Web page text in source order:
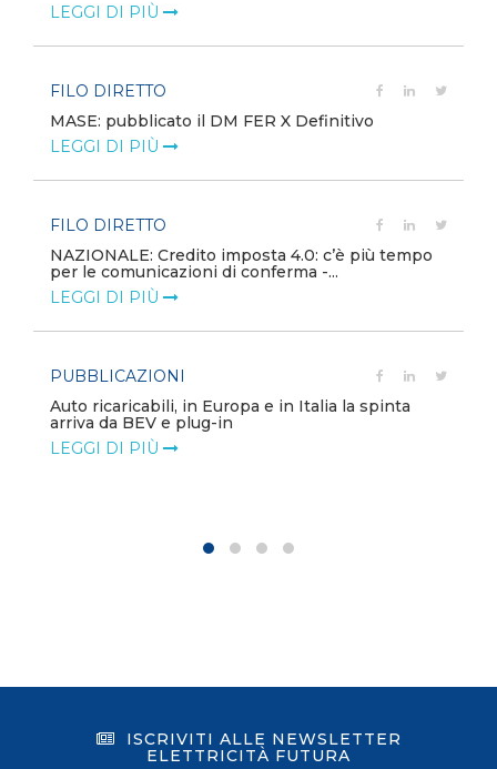
LEGGI DI PIÙ
FILO DIRETTO
MASE: pubblicato il DM FER X Definitivo
LEGGI DI PIÙ
FILO DIRETTO
NAZIONALE: Credito imposta 4.0: c’è più tempo
per le comunicazioni di conferma -...
LEGGI DI PIÙ
PUBBLICAZIONI
Auto ricaricabili, in Europa e in Italia la spinta
arriva da BEV e plug-in
LEGGI DI PIÙ
ISCRIVITI ALLE NEWSLETTER
ELETTRICITÀ FUTURA